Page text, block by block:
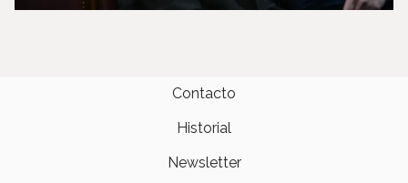
Contacto
Historial
Newsletter